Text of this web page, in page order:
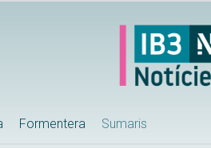
Formentera Sumaris